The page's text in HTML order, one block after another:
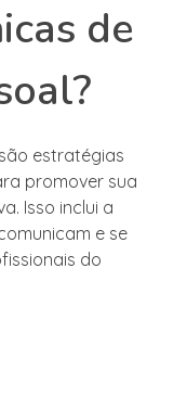
de
estratégias
promover sua
Isso inclui a
e se
do